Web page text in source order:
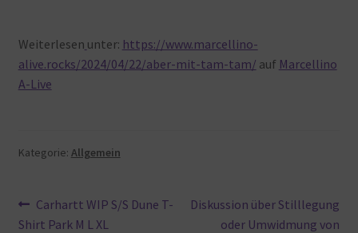
Weiterlesen unter: https://www.marcellino-
alive.rocks/2024/04/22/aber-mit-tam-tam/ auf Marcellino
A-Live
Kategorie: Allgemein
Beitragsnavigation
Vorheriger
Beitrag:
Carhartt WIP S/S Dune T-
Shirt Park M L XL
Nächster
Beitrag:
Diskussion über Stilllegung
oder Umwidmung von